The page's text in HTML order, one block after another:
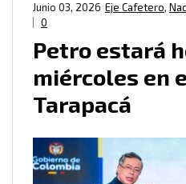
Eje Cafetero,
Junio 03, 2026
0
Petro estará
miércoles en
Tarapacá